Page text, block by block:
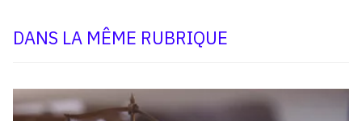
DANS LA MÊME RUBRIQUE